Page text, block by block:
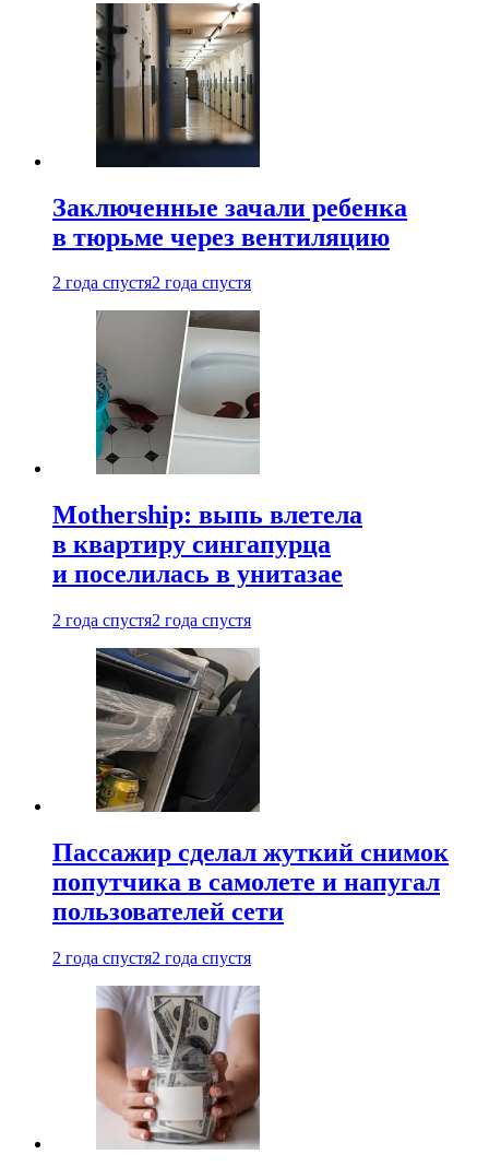
Заключенные зачали ребенка
в тюрьме через вентиляцию
2 года спустя2 года спустя
Mothership: выпь влетела
в квартиру сингапурца
и поселилась в унитазае
2 года спустя2 года спустя
Пассажир сделал жуткий снимок
попутчика в самолете и напугал
пользователей сети
2 года спустя2 года спустя